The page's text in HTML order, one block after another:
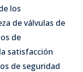
los
de válvulas de
de
satisfacción
de seguridad